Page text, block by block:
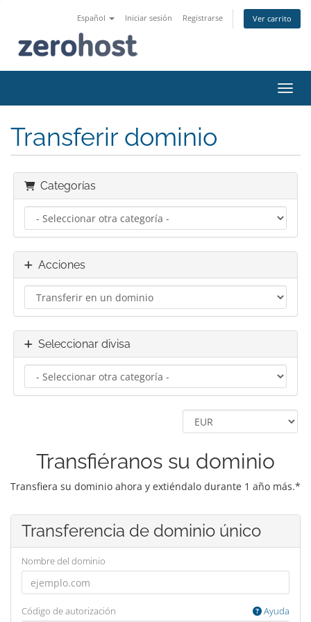
Español Iniciar sesión Registrarse Ver carrito
Transferir dominio
Categorías
Acciones
Seleccionar divisa
Transfiéranos su dominio
Transfiera su dominio ahora y extiéndalo durante 1 año más.*
Transferencia de dominio único
Nombre del dominio
Código de autorización Ayuda